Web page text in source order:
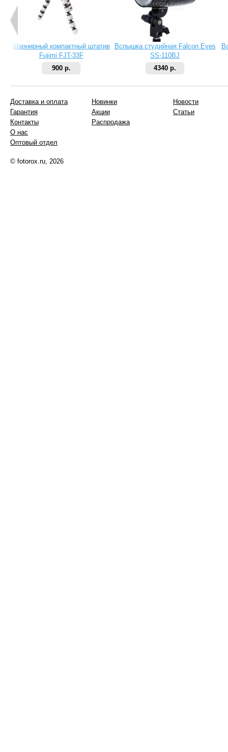
Шарнирный компактный штатив
Fujimi FJT-33F
900 р.
Вспышка студийная Falcon Eyes
SS-110BJ
4340 р.
Доставка и оплата
Гарантия
Контакты
О нас
Оптовый отдел
Новинки
Акции
Распродажа
Новости
Статьи
© fotorox.ru, 2026